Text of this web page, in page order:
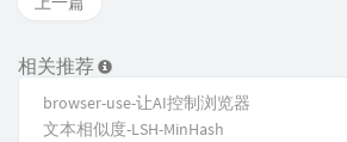
相关推荐
browser-use-让AI控制浏览器
文本相似度-LSH-MinHash